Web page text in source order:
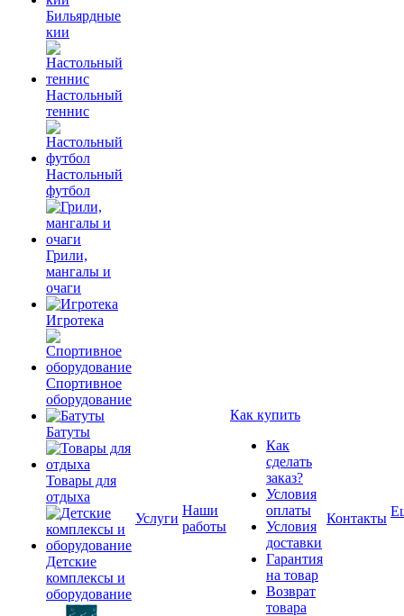
Бильярдные
кии
Настольный
теннис
Настольный
футбол
Грили,
мангалы и
очаги
Игротека
Спортивное
оборудование
Батуты
Товары для
отдыха
Детские
комплексы и
оборудование
Услуги
Наши
работы
Как купить
Как
сделать
заказ?
Условия
оплаты
Условия
доставки
Гарантия
на товар
Возврат
товара
Контакты